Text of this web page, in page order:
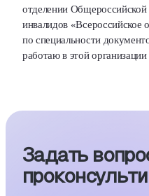
отделении
инвалидов «Всероссийское
по специальности
работаю в этой
Задать